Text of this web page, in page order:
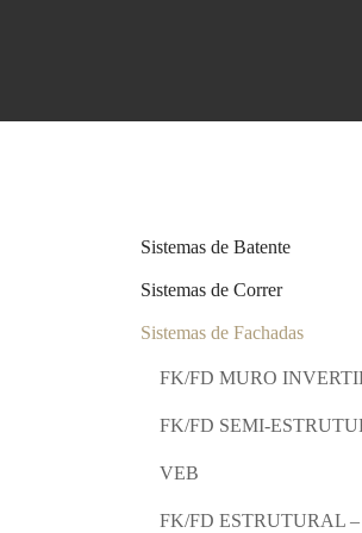
Sistemas de Batente
Sistemas de Correr
Sistemas de Fachadas
FK/FD MURO
FK/FD SEMI-
VEB
FK/FD ESTRUTURAL